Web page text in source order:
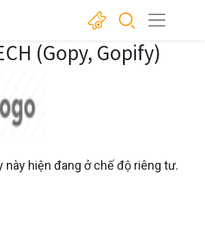
(Gopy, Gopify)
này hiện đang ở chế độ riêng tư.